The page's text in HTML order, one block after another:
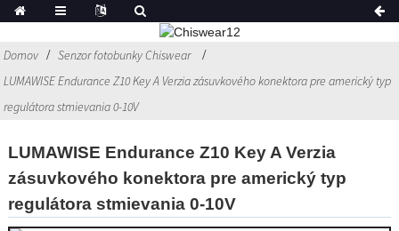
Domov
Senzor fotobunky Chiswear
LUMAWISE Endurance Z10 Key A Verzia zásuvkového konektora pre americký typ
regulátora stmievania 0-10V
LUMAWISE Endurance Z10 Key A Verzia
zásuvkového konektora pre americký typ
regulátora stmievania 0-10V